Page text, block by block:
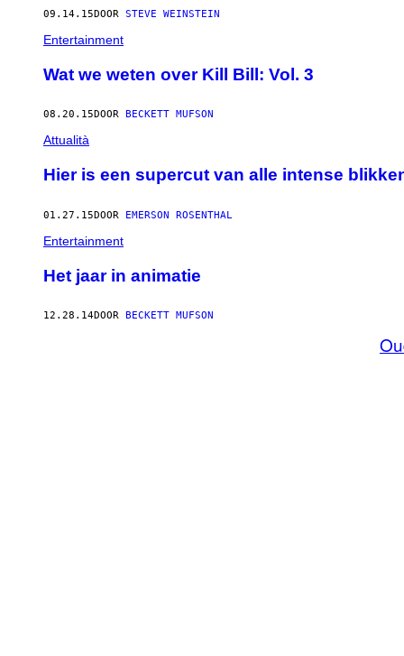
09.14.15DOOR STEVE WEINSTEIN
Entertainment
Wat we weten over Kill Bill: Vol. 3
08.20.15DOOR BECKETT MUFSON
Attualità
Hier is een supercut van alle intense
01.27.15DOOR EMERSON ROSENTHAL
Entertainment
Het jaar in animatie
12.28.14DOOR BECKETT MUFSON